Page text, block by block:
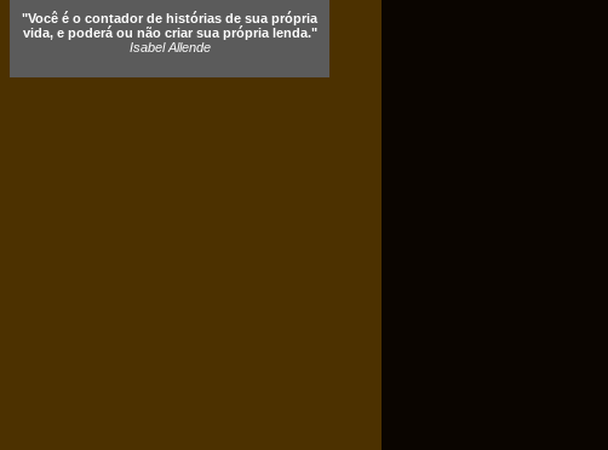
"Você é o contador de histórias de sua própria
vida, e poderá ou não criar sua própria lenda."
Isabel Allende